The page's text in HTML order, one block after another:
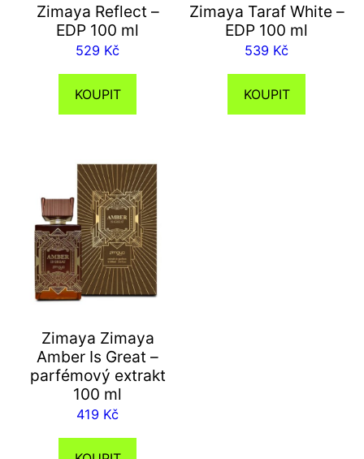
Zimaya Reflect –
EDP 100 ml
529 Kč
KOUPIT
Zimaya Taraf White –
EDP 100 ml
539 Kč
KOUPIT
Zimaya Zimaya
Amber Is Great –
parfémový extrakt
100 ml
419 Kč